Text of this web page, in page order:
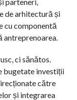
de arhitectură și
cu componentă
antreprenoarea.
ci sănătos.
bugetate investiții
către
și integrarea